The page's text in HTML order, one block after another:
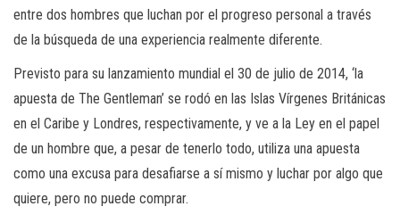
entre dos hombres que luchan por el progreso personal a través
de la búsqueda de una experiencia realmente diferente.
Previsto para su lanzamiento mundial el 30 de julio de 2014, ‘la
apuesta de The Gentleman’ se rodó en las Islas Vírgenes Británicas
en el Caribe y Londres, respectivamente, y ve a la Ley en el papel
de un hombre que, a pesar de tenerlo todo, utiliza una apuesta
como una excusa para desafiarse a sí mismo y luchar por algo que
quiere, pero no puede comprar.